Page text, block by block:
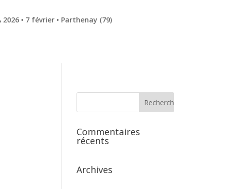
2026 • 7 février • Parthenay (79)
Commentaires
récents
Archives